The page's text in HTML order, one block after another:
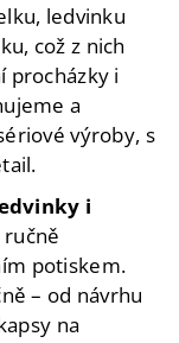
ledvinku
což z nich
procházky i
a
výroby, s
i
potiskem.
– od návrhu
na